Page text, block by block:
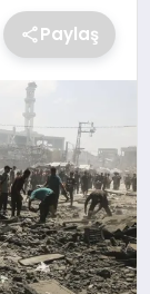
Paylaş